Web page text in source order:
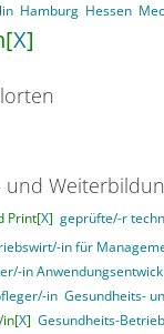
Hamburg Hessen
X]
und
Print[X] geprüfte/-r
in für
in
in Gesundheits-
in[X] Gesundheits-